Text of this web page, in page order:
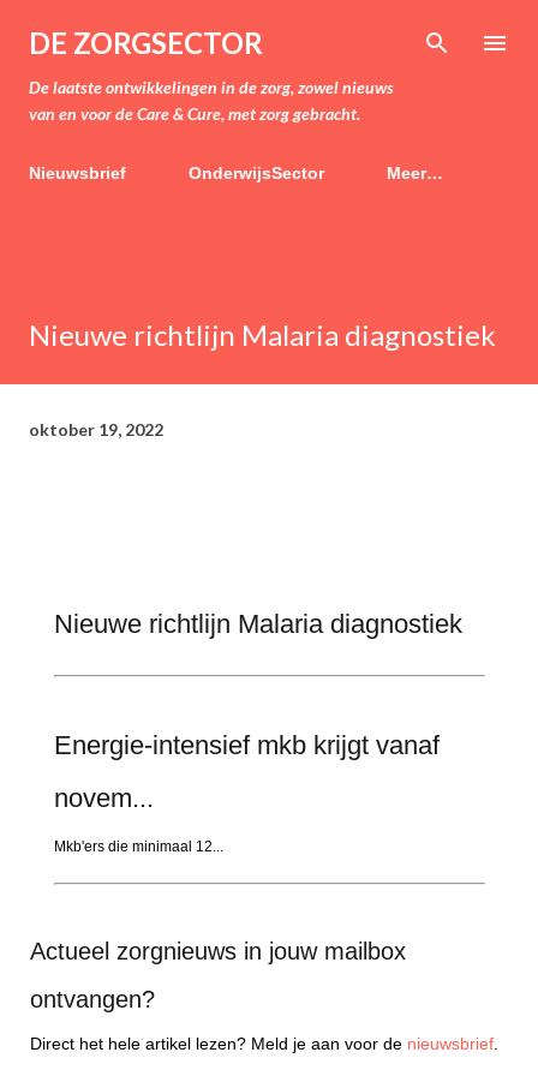
Doorgaan naar hoofdcontent
DE ZORGSECTOR
De laatste ontwikkelingen in de zorg, zowel nieuws
van en voor de Care & Cure, met zorg gebracht.
Nieuwsbrief OnderwijsSector Meer…
Nieuwe richtlijn Malaria diagnostiek
oktober 19, 2022
Nieuwe richtlijn Malaria diagnostiek
Energie-intensief mkb krijgt vanaf
novem...
Mkb'ers die minimaal 12...
Actueel zorgnieuws in jouw mailbox
ontvangen?
Direct het hele artikel lezen? Meld je aan voor de nieuwsbrief